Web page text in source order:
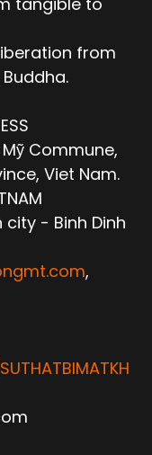
from
Commune,
Viet Nam.
city - Binh Dinh
,